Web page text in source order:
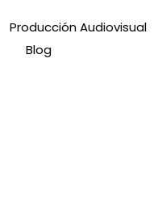
Producción Audiovisual
Blog